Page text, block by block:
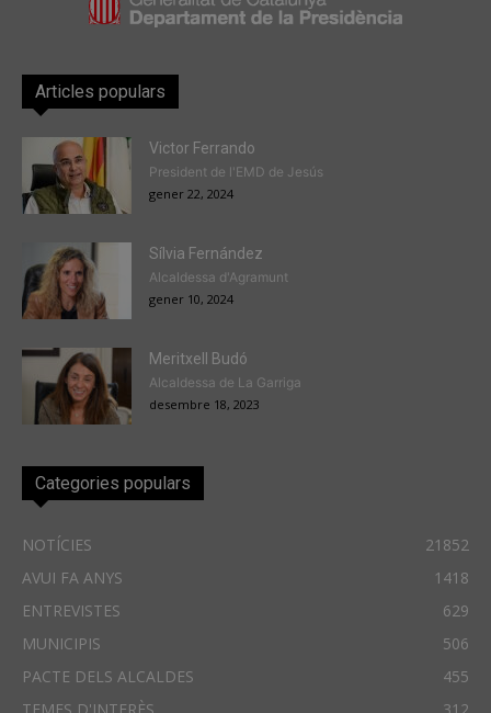
Articles populars
Victor Ferrando
President de l'EMD de Jesús
gener 22, 2024
Sílvia Fernández
Alcaldessa d'Agramunt
gener 10, 2024
Meritxell Budó
Alcaldessa de La Garriga
desembre 18, 2023
Categories populars
NOTÍCIES
21852
AVUI FA ANYS
1418
ENTREVISTES
629
MUNICIPIS
506
PACTE DELS ALCALDES
455
TEMES D'INTERÈS
312